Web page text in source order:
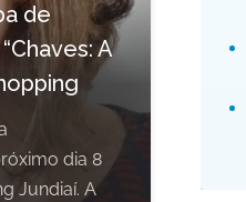
de
A
dia 8
Jundiaí. A